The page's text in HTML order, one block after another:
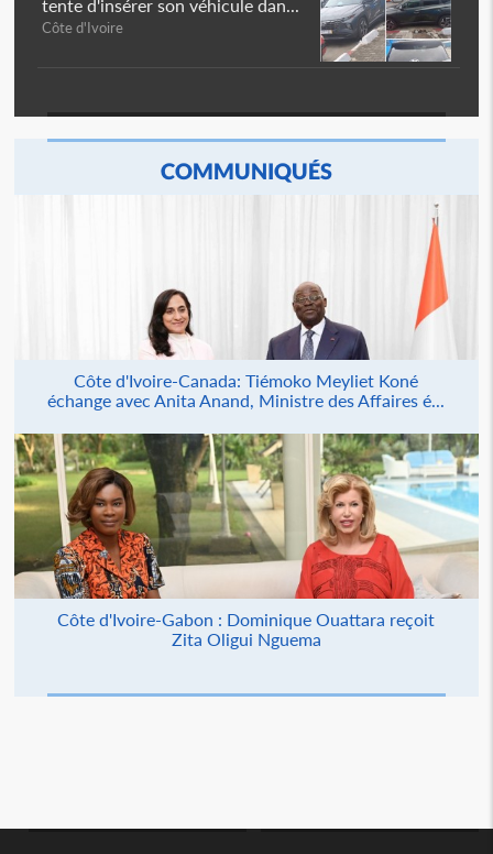
tente d'insérer son véhicule dan...
Côte d'Ivoire
COMMUNIQUÉS
Côte d'Ivoire-Canada: Tiémoko Meyliet Koné
échange avec Anita Anand, Ministre des Affaires é...
Côte d'Ivoire-Gabon : Dominique Ouattara reçoit
Zita Oligui Nguema